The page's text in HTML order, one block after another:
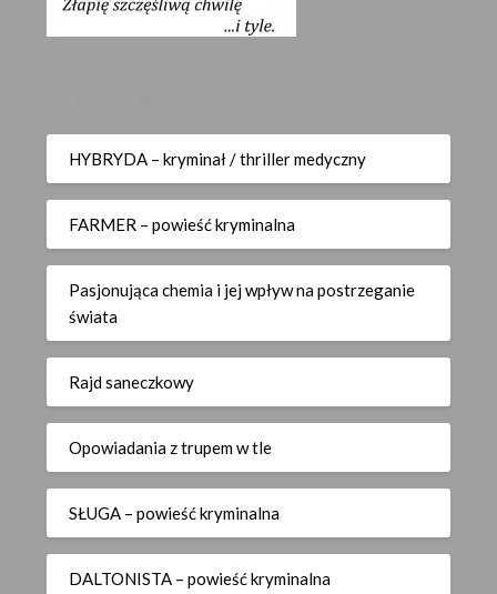
HYBRYDA – kryminał / thriller medyczny
FARMER – powieść kryminalna
Pasjonująca chemia i jej wpływ na postrzeganie
świata
Rajd saneczkowy
Opowiadania z trupem w tle
SŁUGA – powieść kryminalna
DALTONISTA – powieść kryminalna